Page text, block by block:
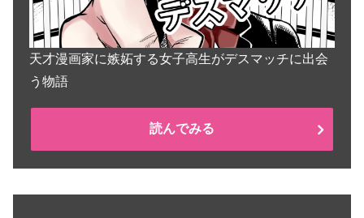
天才漫画家に嫉妬する女子高生がデスマッチに出会
う物語
読んでみる